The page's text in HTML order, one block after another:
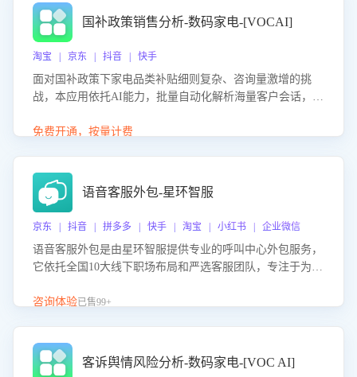
国补政策销售分析-数码家电-[VOCAI]
淘宝 | 京东 | 抖音 | 快手
面对国补政策下家电品类补贴细则复杂、咨询量激增的挑
战，本应用依托AI能力，批量自动化解析海量客户会话，精
购买意向，深度洞察决策动因。同时全面评估客服团队政策
度、客服转化能力及销售业绩。
免费开通，按量计费
语音客服外包-星环智服
京东 | 抖音 | 拼多多 | 快手 | 淘宝 | 小红书 | 企业微信
语音客服外包是由星环智服提供专业的呼叫中心外包服务，
它依托全国10大线下职场布局和严选客服团队，专注于为企
客服团队和智能工具提升语音客服服务效率和质量，帮助企
咨询体验已售99+
客诉舆情风险分析-数码家电-[VOC AI]